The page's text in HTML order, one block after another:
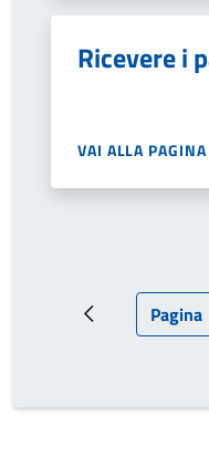
Ricevere i
VAI ALLA PAGINA
Pagina Pagina